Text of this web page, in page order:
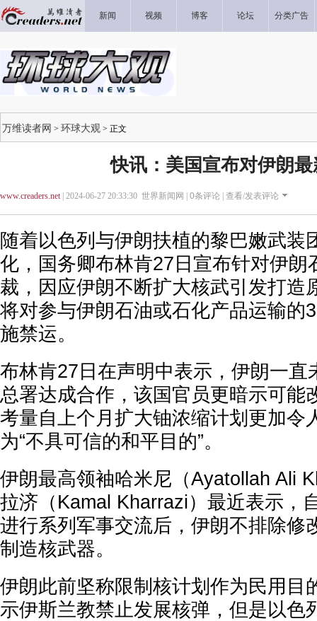
新闻 视频 博客 论坛 分类广告
万维读者网 > 环球大观 > 正文
快讯：美国宣布对伊朗
www.creaders.net| 2024-06-27 20:33:30 世界新闻网 | 0条评论 | 查看/发表评论
随着以色列与伊朗扶植的黎巴嫩武装
化，国务卿布林肯27日宣布针对伊朗
裁，因应伊朗不断扩大核武引发打造
将对参与伊朗石油或石化产品运输的
施禁运。
布林肯27日在声明中表示，伊朗一直
总署达成合作，该国官员更暗示可能
考量自上个月扩大铀浓缩计划更加令
为“不具可信的和平目的”。
伊朗最高领袖哈米尼（Ayatollah Ali
拉济（Kamal Kharrazi）最近表示，
进行系列军事交流后，伊朗不排除修
制造核武器。
伊朗此前坚称限制核计划作为民用目
示伊斯兰教禁止发展核弹，但是以色